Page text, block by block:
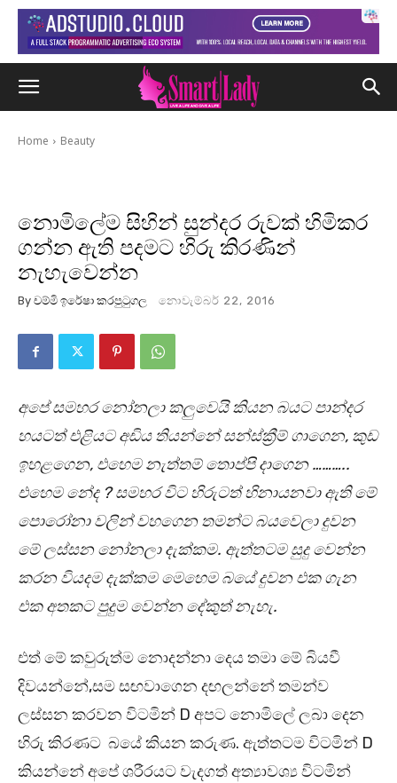
Home Beauty
නොමිලේම සිහින් සුන්දර රුවක් හිමිකර
ගන්න ඇති පදමට හිරු කිරණින්
නැහැවෙන්න
By චම්මි ඉරේෂා කරපුටුගල නොවැම්බර් 22, 2016
අපේ සමහර නෝනලා කලුවෙයි කියන බයට පාන්දර
හයටත් එළියට අඩිය තියන්නේ සන්ස්ක්‍රීම් ගාගෙන, කුඩ
ඉහළගෙන, එහෙම නැත්තම් තොප්පි දාගෙන ………..
එහෙම නේද ? සමහර විට හිරුටත් හිනායනවා ඇති මේ
පොරෝනා වලින් වහගෙන තමන්ට බයවෙලා දුවන
මේ ලස්සන නෝනලා දැක්කම. ඇත්තටම සුදු වෙන්න
කරන වියදම දැක්කම මෙහෙම බයේ දුවන එක ගැන
එක අතකට පුදුම වෙන්න දේකුත් නැහැ.
එත් මේ කවුරුත්ම නොදන්නා දෙය තමා මේ බියවී
දිවයන්නේ,සම සඟවාගෙන දඟලන්නේ තමන්ව
ලස්සන කරවන විටමින් D අපට නොමිලේ ලබා දෙන
හිරු කිරණට බයේ කියන කරුණ. ඇත්තටම විටමින් D
කියන්නේ අපේ ශරීරයට වැදගත් අත්‍යාවශ්‍ය විටමින්